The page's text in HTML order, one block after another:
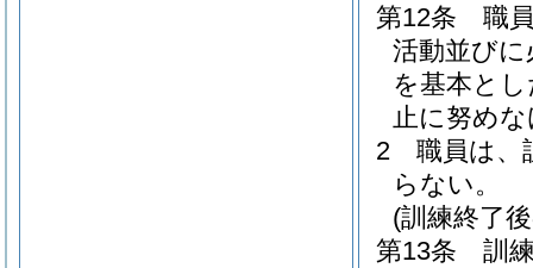
第12条
職
活動並び
を基本と
止に努め
2
職員は、
らない。
(訓練終了
第13条
訓